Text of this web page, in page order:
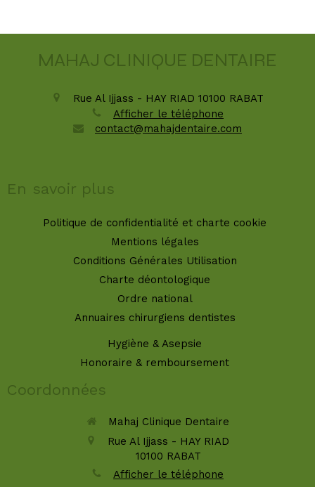
MAHAJ CLINIQUE DENTAIRE
Rue Al Ijjass - HAY RIAD 10100 RABAT
Afficher le téléphone
contact@mahajdentaire.com
En savoir plus
Politique de confidentialité et charte cookie
Mentions légales
Conditions Générales Utilisation
Charte déontologique
Ordre national
Annuaires chirurgiens dentistes
Hygiène & Asepsie
Honoraire & remboursement
Coordonnées
Mahaj Clinique Dentaire
Rue Al Ijjass - HAY RIAD
10100 RABAT
Afficher le téléphone